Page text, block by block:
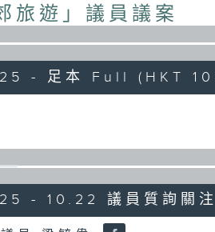
旅遊」議員議案
- 足本 Full (HKT
- 10.22 議員質詢關注